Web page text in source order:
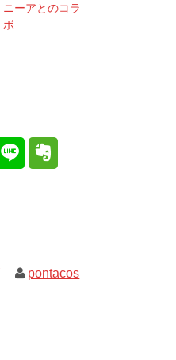
ニーアとのコラ
ボ
pontacos